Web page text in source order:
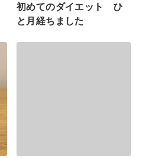
初めてのダイエット ひ
と月経ちました